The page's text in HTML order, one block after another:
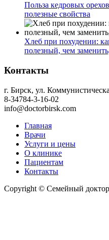
Польза кедровых
полезные свойства
Хлеб при похудении:
полезный, чем
Контакты
г. Бирск, ул.
8-34784-3-16-02
info@doctorbirsk.com
Главная
Врачи
Услуги и цены
О клинике
Пациентам
Контакты
Copyright © Семейный